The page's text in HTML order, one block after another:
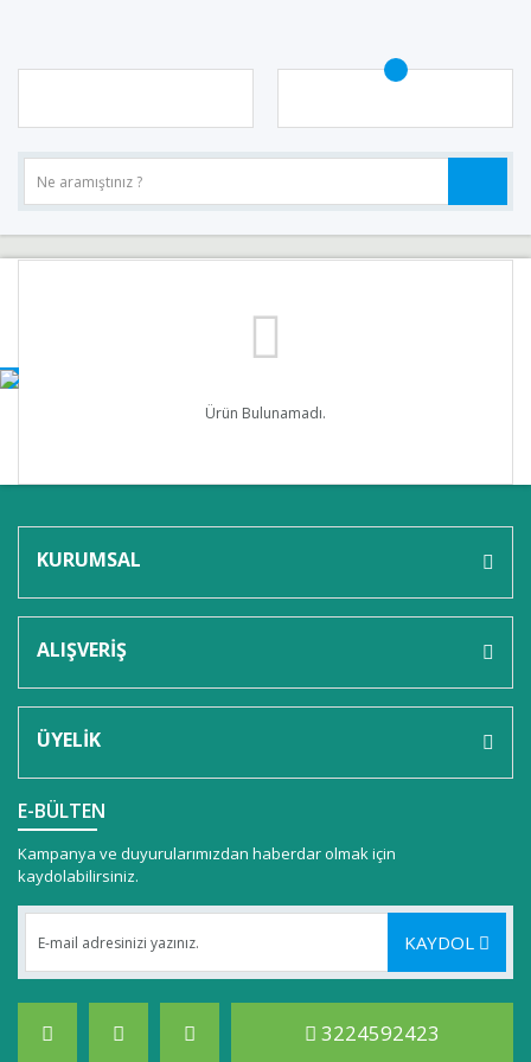
Ürün Bulunamadı.
KURUMSAL
ALIŞVERİŞ
ÜYELİK
E-BÜLTEN
Kampanya ve duyurularımızdan haberdar olmak için
kaydolabilirsiniz.
KAYDOL
3224592423